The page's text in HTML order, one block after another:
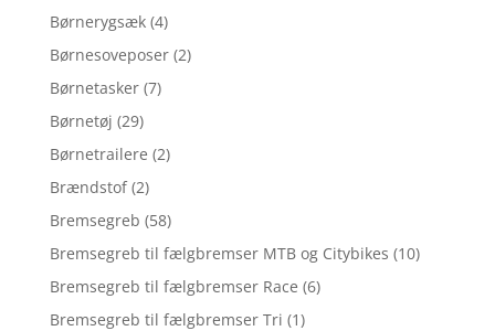
Børnerygsæk (4)
Børnesoveposer (2)
Børnetasker (7)
Børnetøj (29)
Børnetrailere (2)
Brændstof (2)
Bremsegreb (58)
Bremsegreb til fælgbremser MTB og Citybikes (10)
Bremsegreb til fælgbremser Race (6)
Bremsegreb til fælgbremser Tri (1)